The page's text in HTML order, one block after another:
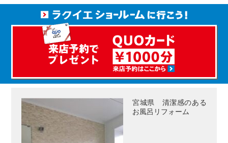
宮城県 清潔感のある
お風呂リフォーム